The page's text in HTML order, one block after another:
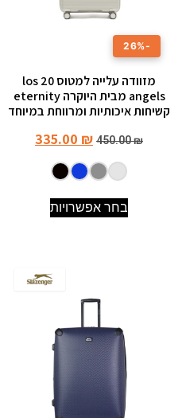
-26%
מזוודה עלייה למטוס 20 los
angels מבית היוקרה eternity
קשיחות איכותיות ומרווחת במיוחד
450.00₪
335.00 ₪
בחר אפשרויות